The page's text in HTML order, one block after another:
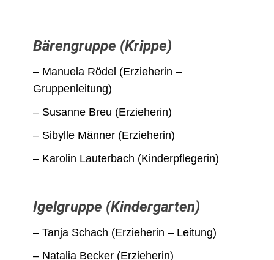
Bärengruppe (Krippe)
– Manuela Rödel (Erzieherin –
Gruppenleitung)
– Susanne Breu (Erzieherin)
– Sibylle Männer (Erzieherin)
– Karolin Lauterbach (Kinderpflegerin)
Igelgruppe (Kindergarten)
– Tanja Schach (Erzieherin – Leitung)
– Natalia Becker (Erzieherin)